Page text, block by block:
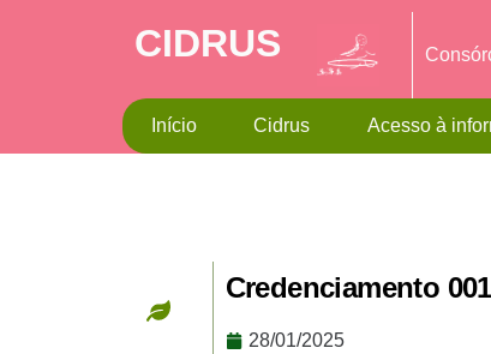
CIDRUS
Início Cidrus Acesso à
Credenciamento
28/01/2025